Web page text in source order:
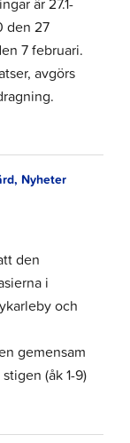
den 27
7 februari.
avgörs
Nyheter
den
i
och
gemensam
(åk 1-9)